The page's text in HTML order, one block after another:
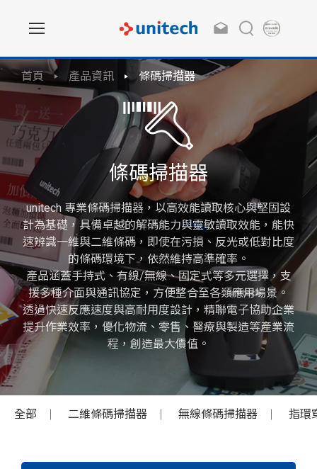
首頁 產品資訊 條碼掃描器
條碼掃描器
unitech 專業條碼掃描器，以高效能讀取核心與堅固設
計為基礎，具備卓越的解碼能力與靈敏讀取效能，能快
速辨識一維與二維條碼，即使在污損、反光或低對比度
的條碼環境下，依然維持高準確率。
產品涵蓋手持式、有線/無線、固定式等多元選擇，支
援多種介面與通訊協定，方便整合至各類應用場景。
透過快速反應速度與高耐用度設計，精聯電子協助企業
提升作業效率，優化物流、零售、醫療與製造等產業流
程，創造最大價值。
全部 二維條碼掃描器 無線條碼掃描器 指環